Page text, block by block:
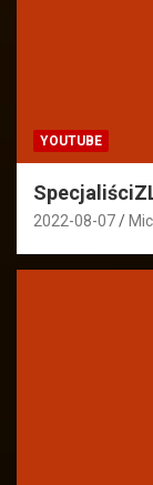
YOUTUBE
2022-08-07